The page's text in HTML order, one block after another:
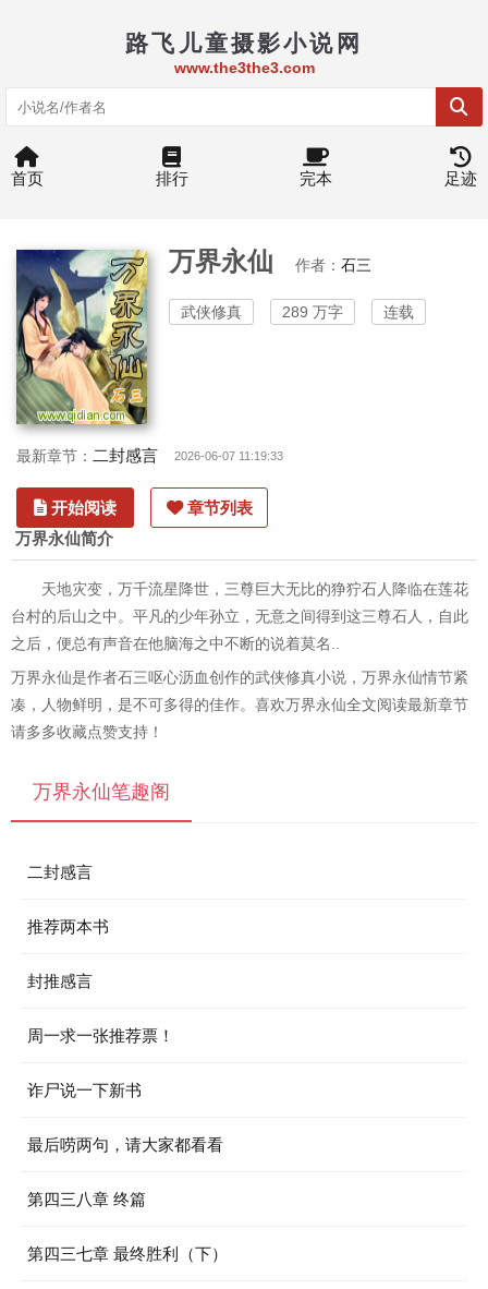
路飞儿童摄影小说网
www.the3the3.com
首页 排行 完本 足迹
万界永仙 作者： 石三
武侠修真 289 万字 连载
最新章节： 二封感言 2026-06-07 11:19:33
开始阅读 章节列表
万界永仙简介
天地灾变，万千流星降世，三尊巨大无比的狰狞石人降临在莲花
台村的后山之中。平凡的少年孙立，无意之间得到这三尊石人，自此
之后，便总有声音在他脑海之中不断的说着莫名..
万界永仙是作者石三呕心沥血创作的武侠修真小说，万界永仙情节紧
凑，人物鲜明，是不可多得的佳作。喜欢万界永仙全文阅读最新章节
请多多收藏点赞支持！
万界永仙笔趣阁
二封感言
推荐两本书
封推感言
周一求一张推荐票！
诈尸说一下新书
最后唠两句，请大家都看看
第四三八章 终篇
第四三七章 最终胜利（下）